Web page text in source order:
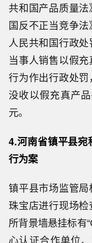
共和国产品质量
国反不正当竞争
人民共和国行政
当事人销售以假
行为作出行政处罚
没收以假充真产
元。
4.河南省镇平县
行为案
镇平县市场监管
珠宝店进行现场
所背景墙悬挂标有
心认证合作单位